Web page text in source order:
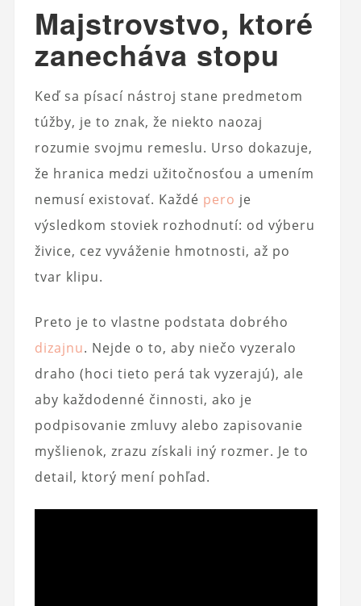
Majstrovstvo, ktoré
zanecháva stopu
Keď sa písací nástroj stane predmetom
túžby, je to znak, že niekto naozaj
rozumie svojmu remeslu. Urso dokazuje,
že hranica medzi užitočnosťou a umením
nemusí existovať. Každé pero je
výsledkom stoviek rozhodnutí: od výberu
živice, cez vyváženie hmotnosti, až po
tvar klipu.
Preto je to vlastne podstata dobrého
dizajnu. Nejde o to, aby niečo vyzeralo
draho (hoci tieto perá tak vyzerajú), ale
aby každodenné činnosti, ako je
podpisovanie zmluvy alebo zapisovanie
myšlienok, zrazu získali iný rozmer. Je to
detail, ktorý mení pohľad.